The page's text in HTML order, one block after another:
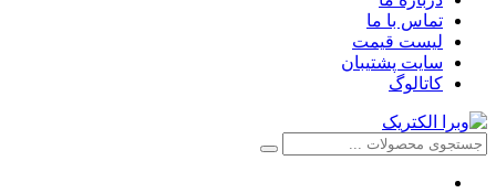
تماس با ما
لیست قیمت
سایت پشتیبان
کاتالوگ